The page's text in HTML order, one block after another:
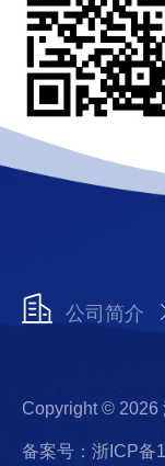
公司简介
Copyright © 2026
备案号：浙ICP备